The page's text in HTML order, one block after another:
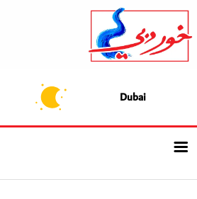
Dubai
الرئيسيــة